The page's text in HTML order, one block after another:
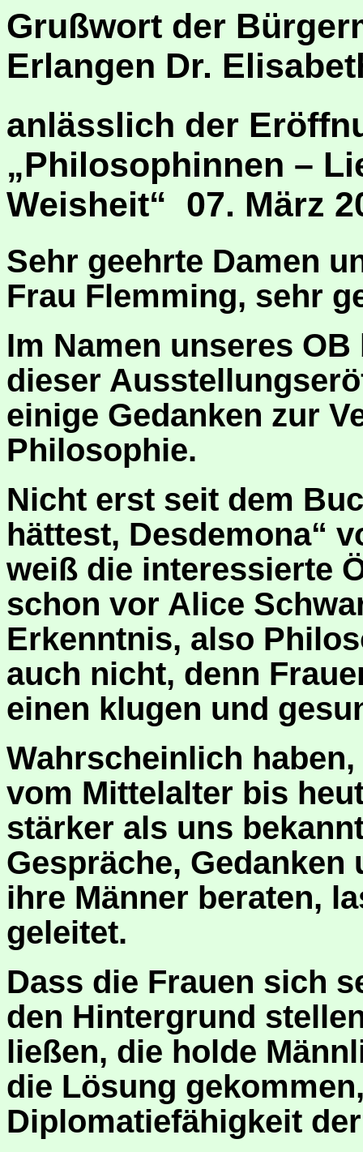
Grußwort der
Erlangen Dr.
anlässlich der
„Philosophinnen –
Weisheit“ 07. März
Sehr geehrte Damen
Frau Flemming, sehr
Im Namen unseres
dieser
einige Gedanken zur
Philosophie.
Nicht erst seit dem
hättest, Desdemona“
weiß die interessierte
schon vor Alice
Erkenntnis, also
auch nicht, denn
einen klugen und
Wahrscheinlich
vom Mittelalter bis
stärker als uns
Gespräche,
ihre Männer beraten,
geleitet.
Dass die Frauen sich
den Hintergrund
ließen, die holde
die Lösung
Diplomatiefähigkeit